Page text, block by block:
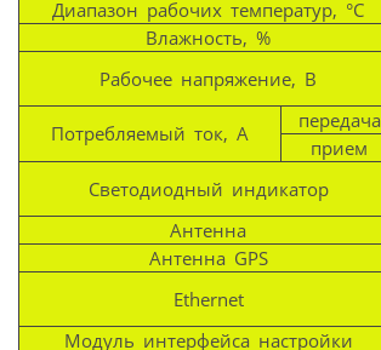
Диапазон рабочих температур, °С
Влажность, %
Рабочее напряжение, В
Потребляемый ток, А
передача
прием
Светодиодный индикатор
Антенна
Антенна GPS
Ethernet
Модуль интерфейса настройки